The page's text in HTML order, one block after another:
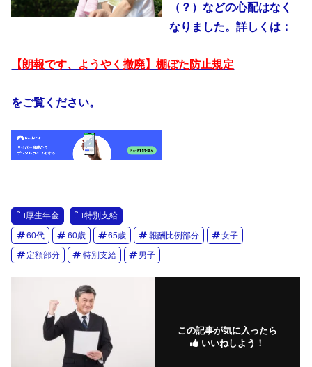
（？）などの心配はなく
なりました。詳しくは：
【朗報です、ようやく撤廃】棚ぼた防止規定
をご覧ください。
厚生年金 特別支給
60代 60歳 65歳 報酬比例部分 女子
定額部分 特別支給 男子
この記事が気に入ったら
いいねしよう！